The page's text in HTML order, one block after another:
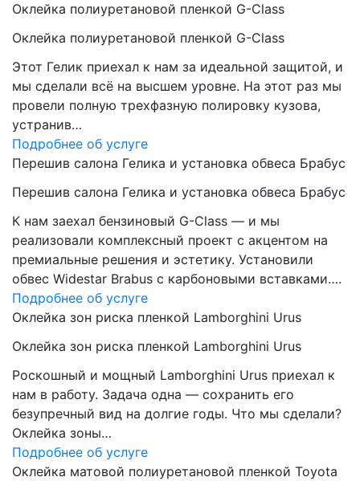
Оклейка полиуретановой пленкой G-Class
Оклейка полиуретановой пленкой G-Class
Этот Гелик приехал к нам за идеальной защитой, и
мы сделали всё на высшем уровне. На этот раз мы
провели полную трехфазную полировку кузова,
устранив…
Подробнее об услуге
Перешив салона Гелика и установка обвеса Брабус
Перешив салона Гелика и установка обвеса Брабус
К нам заехал бензиновый G-Class — и мы
реализовали комплексный проект с акцентом на
премиальные решения и эстетику. Установили
обвес Widestar Brabus с карбоновыми вставками….
Подробнее об услуге
Оклейка зон риска пленкой Lamborghini Urus
Оклейка зон риска пленкой Lamborghini Urus
Роскошный и мощный Lamborghini Urus приехал к
нам в работу. Задача одна — сохранить его
безупречный вид на долгие годы. Что мы сделали?
Оклейка зоны…
Подробнее об услуге
Оклейка матовой полиуретановой пленкой Toyota